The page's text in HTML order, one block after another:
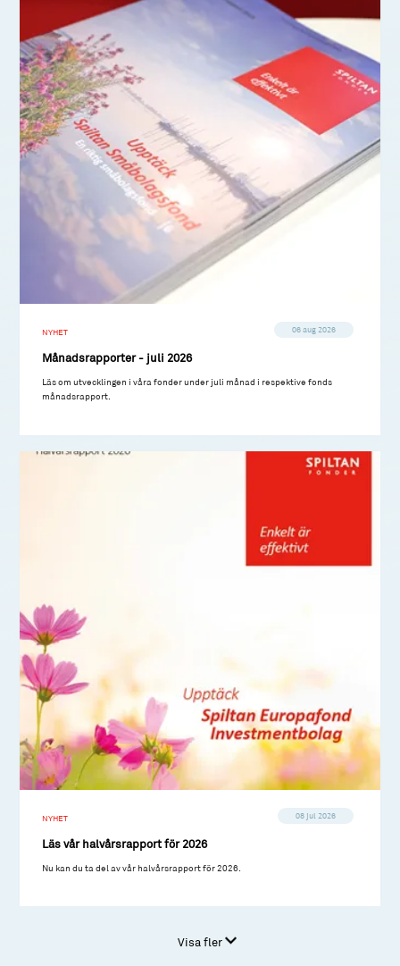
NYHET 06 aug 2026
Månadsrapporter - juli 2026
Läs om utvecklingen i våra fonder under juli månad i respektive fonds
månadsrapport.
NYHET 08 jul 2026
Läs vår halvårsrapport för 2026
Nu kan du ta del av vår halvårsrapport för 2026.
Visa fler